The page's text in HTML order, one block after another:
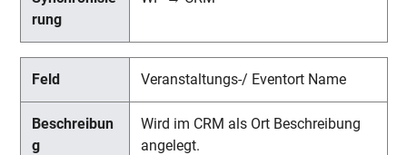
Veranstaltungs-/ Eventort Name
Wird im CRM als Ort Beschreibung
angelegt.